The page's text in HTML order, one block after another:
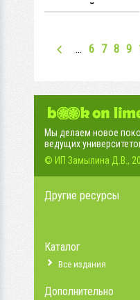
УГОЛЬНОЙ
… 6 7 8 9
Мы делаем новое
ведущих
© ИП Замылина Д.В.,
Другие ресурсы
Каталог
Все издания
Дополнительно